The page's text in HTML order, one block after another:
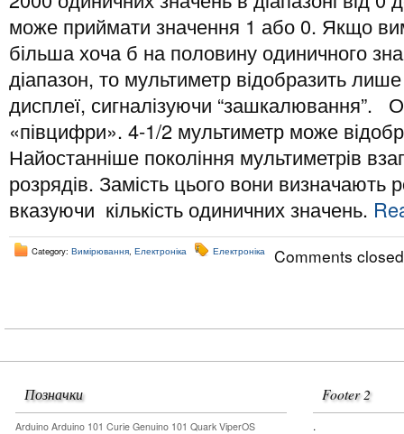
може приймати значення 1 або 0. Якщо
більша хоча б на половину одиничного
діапазон, то мультиметр відобразить
дисплеї, сигналізуючи “зашкалювання”.
«півцифри». 4-1/2 мультиметр може
Найостанніше покоління мультиметрів
розрядів. Замість цього вони визначають
вказуючи кількість одиничних значень.
Category: Вимірювання Електроніка Електроніка Comments closed
Позначки
Arduino Arduino 101 Curie Genuino 101 Quark ViperOS
Footer 2
.